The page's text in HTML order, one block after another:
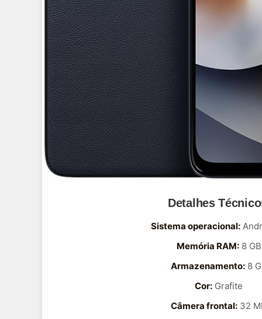
Detalhes
Sistema operacional:
Memória RAM:8 GB
Armazenamento:8
Cor: Grafite
Câmera frontal: 32